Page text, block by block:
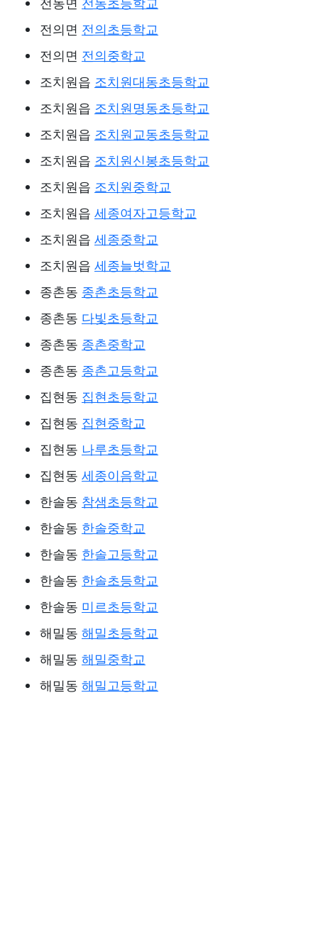
전의면 전의초등학교
전의면 전의중학교
조치원읍 조치원대동초등학교
조치원읍 조치원명동초등학교
조치원읍 조치원교동초등학교
조치원읍 조치원신봉초등학교
조치원읍 조치원중학교
조치원읍 세종여자고등학교
조치원읍 세종중학교
조치원읍 세종늘벗학교
종촌동 종촌초등학교
종촌동 다빛초등학교
종촌동 종촌중학교
종촌동 종촌고등학교
집현동 집현초등학교
집현동 집현중학교
집현동 나루초등학교
집현동 세종이음학교
한솔동 참샘초등학교
한솔동 한솔중학교
한솔동 한솔고등학교
한솔동 한솔초등학교
한솔동 미르초등학교
해밀동 해밀초등학교
해밀동 해밀중학교
해밀동 해밀고등학교